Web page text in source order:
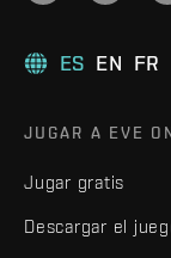
ES EN FR
JUGAR A EVE
Jugar gratis
Descargar el